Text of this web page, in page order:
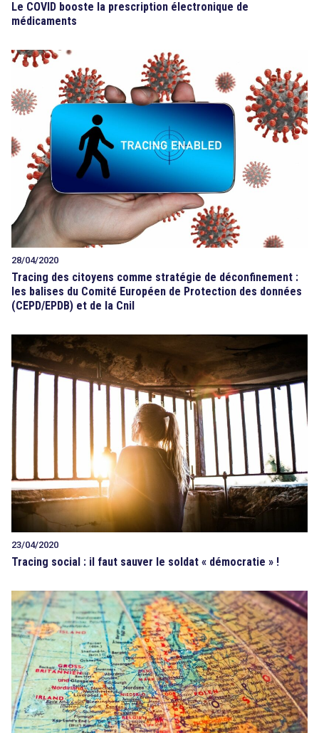
Le COVID booste la prescription électronique de
médicaments
28/04/2020
Tracing des citoyens comme stratégie de déconfinement :
les balises du Comité Européen de Protection des données
(CEPD/EPDB) et de la Cnil
23/04/2020
Tracing social : il faut sauver le soldat « démocratie » !